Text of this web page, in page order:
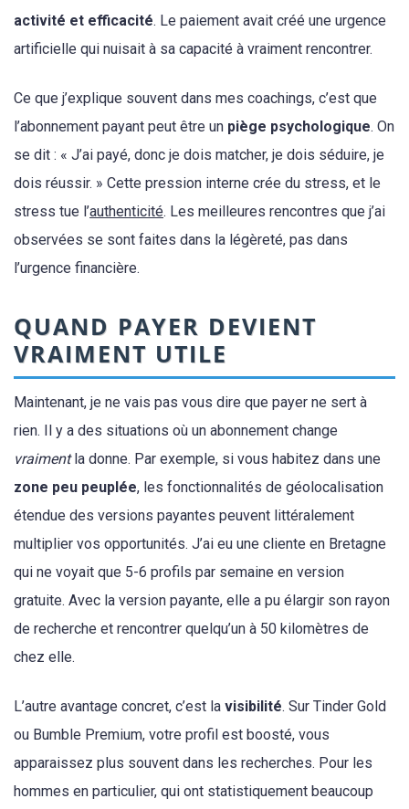
activité et efficacité. Le paiement avait créé une urgence
artificielle qui nuisait à sa capacité à vraiment rencontrer.
Ce que j’explique souvent dans mes coachings, c’est que
l’abonnement payant peut être un piège psychologique. On
se dit : « J’ai payé, donc je dois matcher, je dois séduire, je
dois réussir. » Cette pression interne crée du stress, et le
stress tue l’authenticité. Les meilleures rencontres que j’ai
observées se sont faites dans la légèreté, pas dans
l’urgence financière.
QUAND PAYER DEVIENT
VRAIMENT UTILE
Maintenant, je ne vais pas vous dire que payer ne sert à
rien. Il y a des situations où un abonnement change
vraimentla donne. Par exemple, si vous habitez dans une
zone peu peuplée, les fonctionnalités de géolocalisation
étendue des versions payantes peuvent littéralement
multiplier vos opportunités. J’ai eu une cliente en Bretagne
qui ne voyait que 5-6 profils par semaine en version
gratuite. Avec la version payante, elle a pu élargir son rayon
de recherche et rencontrer quelqu’un à 50 kilomètres de
chez elle.
L’autre avantage concret, c’est la visibilité. Sur Tinder Gold
ou Bumble Premium, votre profil est boosté, vous
apparaissez plus souvent dans les recherches. Pour les
hommes en particulier, qui ont statistiquement beaucoup